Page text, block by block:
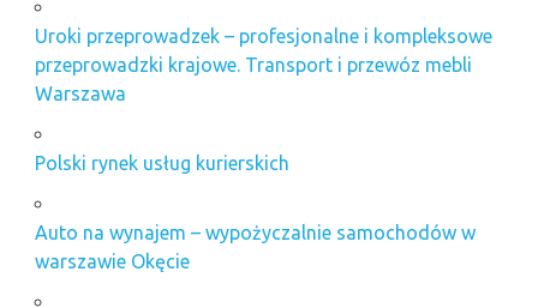
Uroki przeprowadzek – profesjonalne i kompleksowe
przeprowadzki krajowe. Transport i przewóz mebli
Warszawa
Polski rynek usług kurierskich
Auto na wynajem – wypożyczalnie samochodów w
warszawie Okęcie